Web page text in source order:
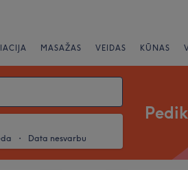
MASAŽAS VEIDAS KŪNAS
・ Data nesvarbu